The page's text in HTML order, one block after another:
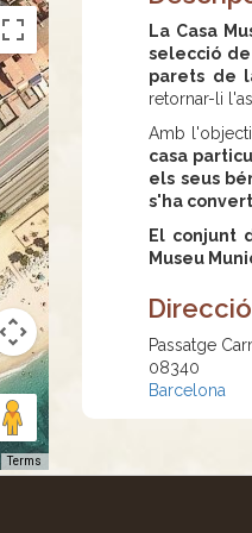
Terms
La Casa
selecció
parets de
retornar-li
Amb
casa
els seus
s'ha
El conjunt
Museu
Passatge
08340
Barcelona